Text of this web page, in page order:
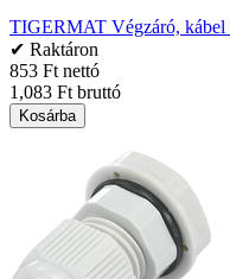
TIGERMAT Végzáró, kábel
✔ Raktáron
853 Ft nettó
1,083 Ft bruttó
Kosárba